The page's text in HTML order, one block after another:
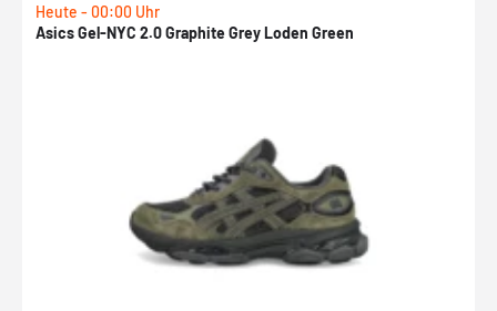
Heute - 00:00 Uhr
Asics Gel-NYC 2.0 Graphite Grey Loden Green